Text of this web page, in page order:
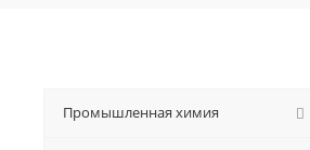
Промышленная химия